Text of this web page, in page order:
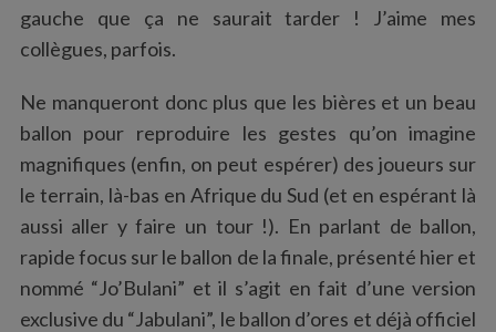
gauche que ça ne saurait tarder ! J’aime mes
collègues, parfois.
Ne manqueront donc plus que les bières et un beau
ballon pour reproduire les gestes qu’on imagine
magnifiques (enfin, on peut espérer) des joueurs sur
le terrain, là-bas en Afrique du Sud (et en espérant là
aussi aller y faire un tour !). En parlant de ballon,
rapide focus sur le ballon de la finale, présenté hier et
nommé “Jo’Bulani” et il s’agit en fait d’une version
exclusive du “Jabulani”, le ballon d’ores et déjà officiel